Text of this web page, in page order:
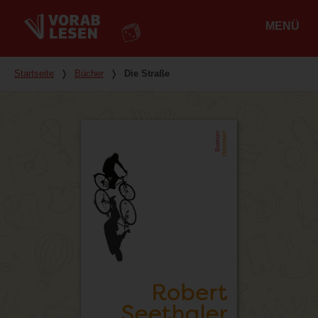
MENÜ
Du bist hier
Startseite ❭ Bücher ❭ Die Straße